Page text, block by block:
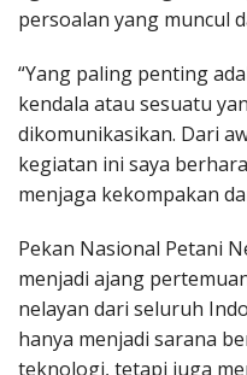
persoalan yang muncul
“Yang paling penting
kendala atau sesuatu
dikomunikasikan. Dari
kegiatan ini saya
menjaga kekompakan
Pekan Nasional Petani
menjadi ajang
nelayan dari seluruh
hanya menjadi sarana
teknologi, tetapi juga